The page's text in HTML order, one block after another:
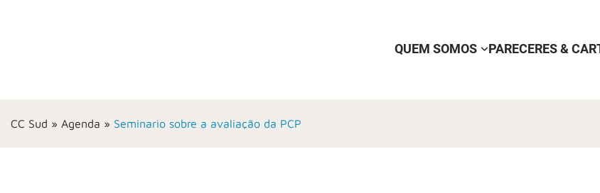
QUEM SOMOS PARECERES &
CC Sud » Agenda » Seminario sobre a avaliação da PCP